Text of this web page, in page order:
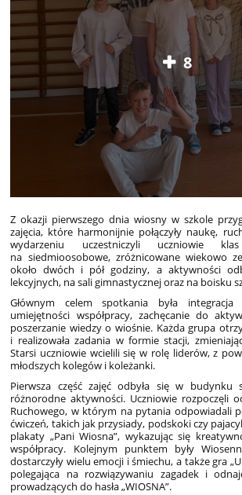
8
Z okazji pierwszego dnia wiosny w szkole
zajęcia, które harmonijnie połączyły naukę,
wydarzeniu uczestniczyli uczniowie
na siedmioosobowe, zróżnicowane wiekowo
około dwóch i pół godziny, a aktywności
lekcyjnych, na sali gimnastycznej oraz na boisku
Głównym celem spotkania była integracja
umiejętności współpracy, zachęcanie do
poszerzanie wiedzy o wiośnie. Każda grupa
i realizowała zadania w formie stacji,
Starsi uczniowie wcielili się w rolę liderów, z
młodszych kolegów i koleżanki.
Pierwsza część zajęć odbyła się w budynku
różnorodne aktywności. Uczniowie rozpoczęli
Ruchowego, w którym na pytania odpowiadali
ćwiczeń, takich jak przysiady, podskoki czy
plakaty „Pani Wiosna”, wykazując się
współpracy. Kolejnym punktem były
dostarczyły wielu emocji i śmiechu, a także gra
polegająca na rozwiązywaniu zagadek i
prowadzących do hasła „WIOSNA”.